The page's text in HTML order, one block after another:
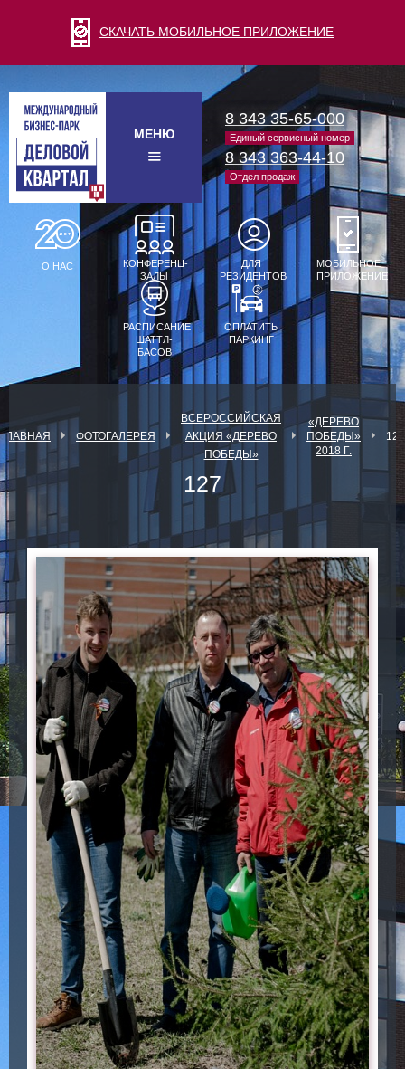
СКАЧАТЬ МОБИЛЬНОЕ ПРИЛОЖЕНИЕ
МЕНЮ
8 343 35-65-000
Единый сервисный номер
8 343 363-44-10
Отдел продаж
О НАС
КОНФЕРЕНЦ-
ЗАЛЫ
ДЛЯ
РЕЗИДЕНТОВ
МОБИЛЬНОЕ
ПРИЛОЖЕНИЕ
РАСПИСАНИЕ
ШАТТЛ-
БАСОВ
ОПЛАТИТЬ
ПАРКИНГ
ГЛАВНАЯ ФОТОГАЛЕРЕЯ
ВСЕРОССИЙСКАЯ
АКЦИЯ «ДЕРЕВО
ПОБЕДЫ»
«ДЕРЕВО
ПОБЕДЫ»
2018 Г.
127
127